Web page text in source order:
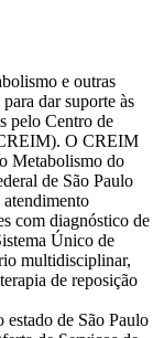
e outras
dar suporte às
pelo Centro de
O CREIM
Metabolismo do
de São Paulo
com diagnóstico de
Único de
multidisciplinar,
de reposição
de São Paulo